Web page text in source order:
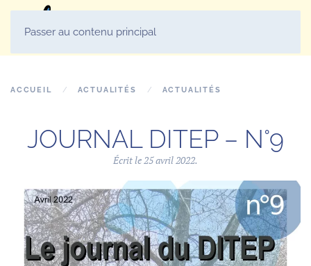
Passer au contenu principal
ACCUEIL ACTUALITÉS ACTUALITÉS
JOURNAL DITEP – N°9
Écrit le25 avril 2022.